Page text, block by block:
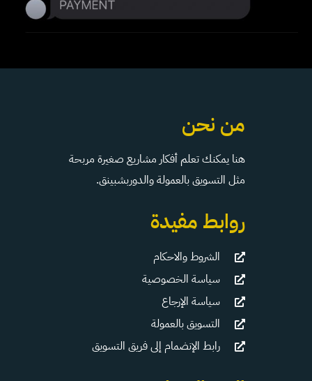
من نحن
هنا يمكنك تعلم أفكار مشاريع صغيرة مربحة
مثل التسويق بالعمولة والدوربشبينق.
روابط مفيدة
الشروط والاحكام
سياسة الخصوصية
سياسة الإرجاع
التسويق بالعمولة
رابط الإنضمام إلى فريق التسويق